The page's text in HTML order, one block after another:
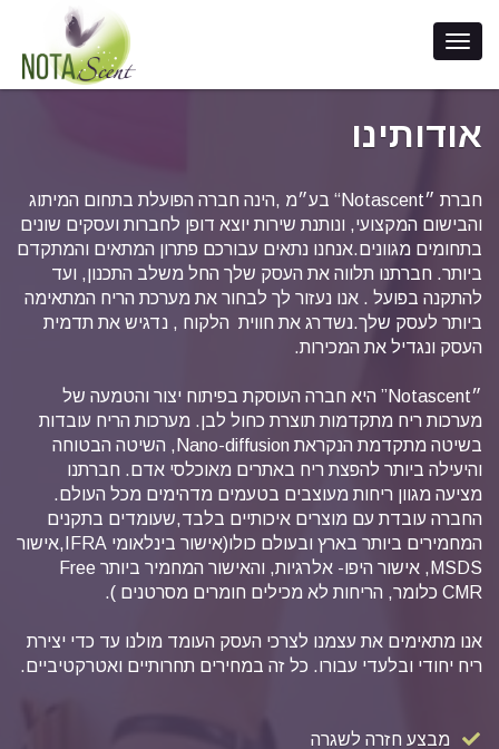
אודותינו
חברת ״Notascent“ בע״מ ,הינה חברה הפועלת בתחום המיתוג
והבישום המקצועי, ונותנת שירות יוצא דופן לחברות ועסקים שונים
בתחומים מגוונים.אנחנו נתאים עבורכם פתרון המתאים והמתקדם
ביותר. חברתנו תלווה את העסק שלך החל משלב התכנון, ועד
להתקנה בפועל . אנו נעזור לך לבחור את מערכת הריח המתאימה
ביותר לעסק שלך.נשדרג את חווית הלקוח , נדגיש את תדמית
העסק ונגדיל את המכירות.
״Notascent” היא חברה העוסקת בפיתוח יצור והטמעה של
מערכות ריח מתקדמות תוצרת כחול לבן. מערכות הריח עובדות
בשיטה מתקדמת הנקראת Nano-diffusion, השיטה הבטוחה
והיעילה ביותר להפצת ריח באתרים מאוכלסי אדם. חברתנו
מציעה מגוון ריחות מעוצבים בטעמים מדהימים מכל העולם.
החברה עובדת עם מוצרים איכותיים בלבד,שעומדים בתקנים
המחמירים ביותר בארץ ובעולם כולו(אישור בינלאומי IFRA,אישור
MSDS, אישור היפו- אלרגיות, והאישור המחמיר ביותר Free
CMR כלומר, הריחות לא מכילים חומרים מסרטנים ).
אנו מתאימים את עצמנו לצרכי העסק העומד מולנו עד כדי יצירת
ריח יחודי ובלעדי עבורו. כל זה במחירים תחרותיים ואטרקטיביים.
מבצע חזרה לשגרה